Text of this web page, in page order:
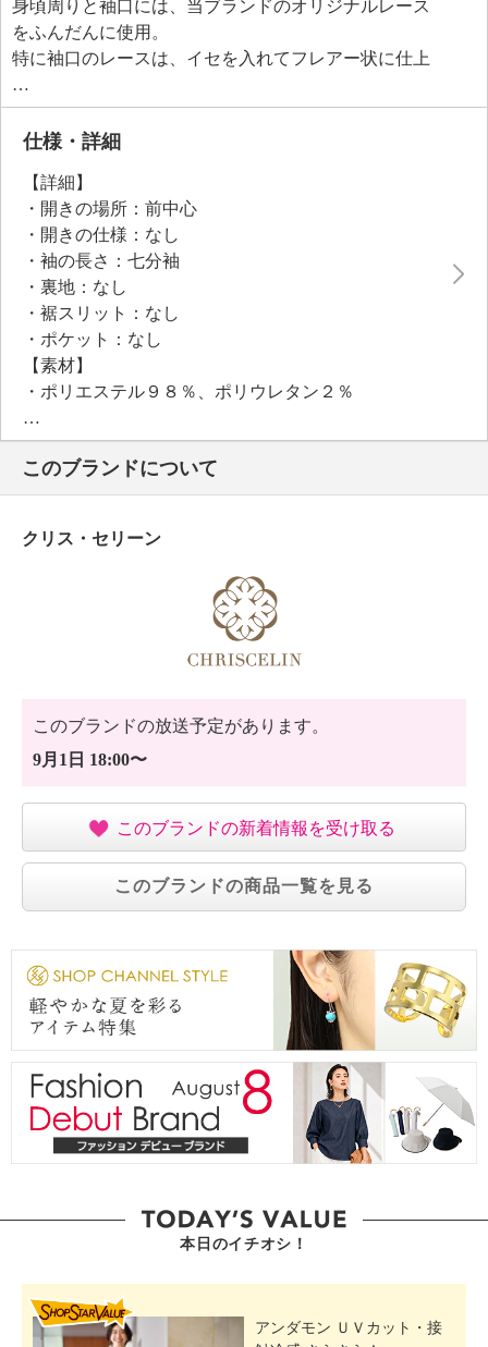
身頃周りと袖口には、当ブランドのオリジナルレース
をふんだんに使用。
特に袖口のレースは、イセを入れてフレアー状に仕上
げることで、手の動きに合わせて優雅な表情を見せま
す。
レース部分を透かして配置することで、軽やかさと涼
ノースリーブのワンピースやチュニックの上に羽織る
だけで、日常使いからセミフォーマルな場面まで幅広
く活躍します。
仕様・詳細
【詳細】
・開きの場所：前中心
・開きの仕様：なし
・袖の長さ：七分袖
・裏地：なし
・裾スリット：なし
・ポケット：なし
【素材】
・ポリエステル９８％、ポリウレタン２％
・レース：ポリエステル１００％
・パイピング：ポリエステル１００％
【メンテナンス（絵表示ラベル）】
・手洗い：可
・タンブル乾燥：不可
・自然乾燥：日陰の吊り干し
・アイロン仕上げ：可（低温）
・ドライクリーニング：石油系ドライクリーニング可
【メンテナンス（ケアラベル）】
・水や汗などによる色落ち、色移り注意
・摩擦による色落ち、色移り注意
・過度な力をかけない
・ネット使用
【原産国（地）】
このブランドについて
クリス・セリーン
このブランドの放送予定があります。
9月1日 18:00〜
このブランドの新着情報を受け取る
このブランドの商品一覧を見る
本日のイチオシ！
アンダモン ＵＶカット・接